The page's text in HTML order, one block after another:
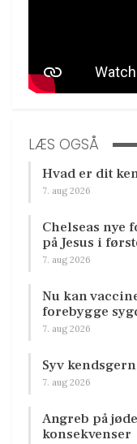
LÆS OGSÅ
Hvad er dit
7. aug 2026
Chelseas nye
på Jesus i
7. aug 2026
Nu kan
forebygge
7. aug 2026
Syv
7. aug 2026
Angreb på
konsekvenser